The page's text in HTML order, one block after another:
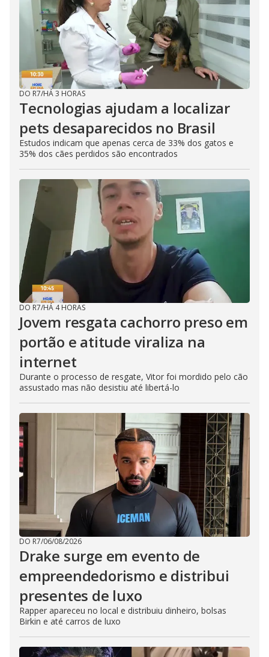
DO R7/HÁ 3 HORAS
Tecnologias ajudam a localizar
pets desaparecidos no Brasil
Estudos indicam que apenas cerca de 33% dos gatos e
35% dos cães perdidos são encontrados
DO R7/HÁ 4 HORAS
Jovem resgata cachorro preso em
portão e atitude viraliza na
internet
Durante o processo de resgate, Vitor foi mordido pelo cão
assustado mas não desistiu até libertá-lo
DO R7/06/08/2026
Drake surge em evento de
empreendedorismo e distribui
presentes de luxo
Rapper apareceu no local e distribuiu dinheiro, bolsas
Birkin e até carros de luxo